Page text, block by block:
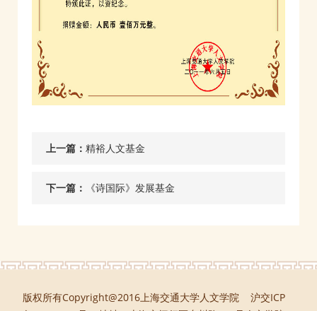
上一篇： 精裕人文基金
下一篇： 《诗国际》发展基金
版权所有Copyright@2016上海交通大学人文学院 沪交ICP